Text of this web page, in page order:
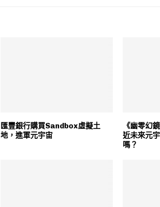
匯豐銀行購買Sandbox虛擬土
地，進軍元宇宙
《幽零幻
近未來元
嗎？